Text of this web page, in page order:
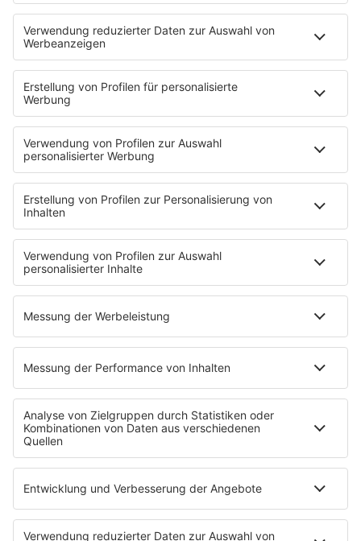
Das ffn-Picknick-Unplugged mit Nico Santos
Das ffn-Nikolauskonzert mit Sarah Connor
ffn-Meet Your Star mit Max Giesinger